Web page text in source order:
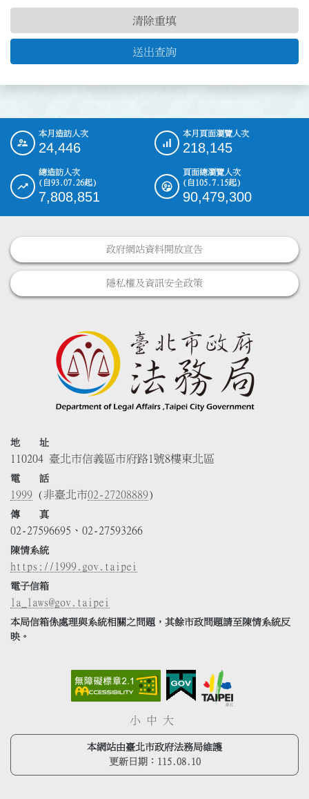
送出查詢
清除重填
::: 本月造訪人次
24,446
本月頁面瀏覽人次
218,145
總造訪人次
(自93.07.26起)
7,808,851
頁面總瀏覽人次
(自105.7.15起)
90,479,300
政府網站資料開放宣告
隱私權及資訊安全政策
地 址
110204 臺北市信義區市府路1號8樓東北區
電 話
1999 (非臺北市02-27208889)
傳 真
02-27596695、02-27593266
陳情系統
https://1999.gov.taipei
電子信箱
la_laws@gov.taipei
本局信箱係處理與系統相關之問題，其餘市政問題請至陳情系統反
映。
小 中 大
本網站由臺北市政府法務局維護
更新日期： 115.08.10